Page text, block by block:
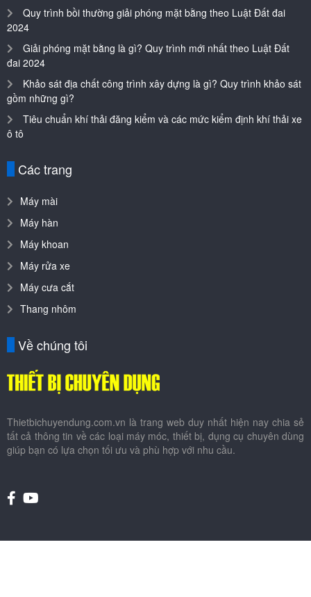
Quy trình bồi thường giải phóng mặt bằng theo Luật Đất đai
2024
Giải phóng mặt bằng là gì? Quy trình mới nhất theo Luật Đất
đai 2024
Khảo sát địa chất công trình xây dựng là gì? Quy trình khảo sát
gồm những gì?
Tiêu chuẩn khí thải đăng kiểm và các mức kiểm định khí thải xe
ô tô
Các trang
Máy mài
Máy hàn
Máy khoan
Máy rửa xe
Máy cưa cắt
Thang nhôm
Về chúng tôi
Thietbichuyendung.com.vn là trang web duy nhất hiện nay chia sẻ
tất cả thông tin về các loại máy móc, thiết bị, dụng cụ chuyên dùng
giúp bạn có lựa chọn tối ưu và phù hợp với nhu cầu.